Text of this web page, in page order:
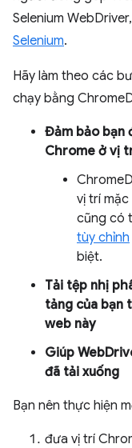
Selenium
Selenium.
Hãy làm theo các
chạy bằng
Đảm bảo bạn
Chrome ở vị
vị trí
cũng có
tùy chỉnh
biệt.
Tải tệp nhị
tảng của bạn
web này
Giúp
đã tải xuống
Bạn nên thực hiện
đưa vị trí